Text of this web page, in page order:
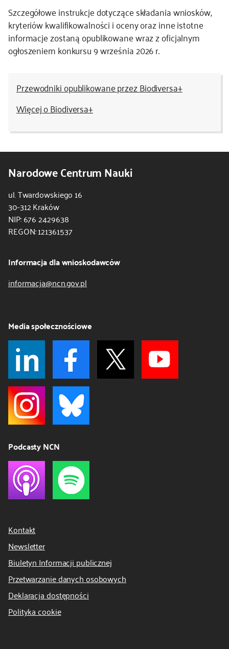
Szczegółowe instrukcje dotyczące składania wniosków,
kryteriów kwalifikowalności i oceny oraz inne istotne
informacje zostaną opublikowane wraz z oficjalnym
ogłoszeniem konkursu 9 września 2026 r.
Przewodniki opublikowane przez Biodiversa+
Więcej o Biodiversa+
Narodowe Centrum Nauki
ul. Twardowskiego 16
30-312 Kraków
NIP: 676 2429638
REGON: 121361537
Informacja dla wnioskodawców
informacja@ncn.gov.pl
Media społecznościowe
Podcasty NCN
Kontakt
Newsletter
Biuletyn Informacji publicznej
Przetwarzanie danych osobowych
Deklaracja dostępności
Polityka cookie